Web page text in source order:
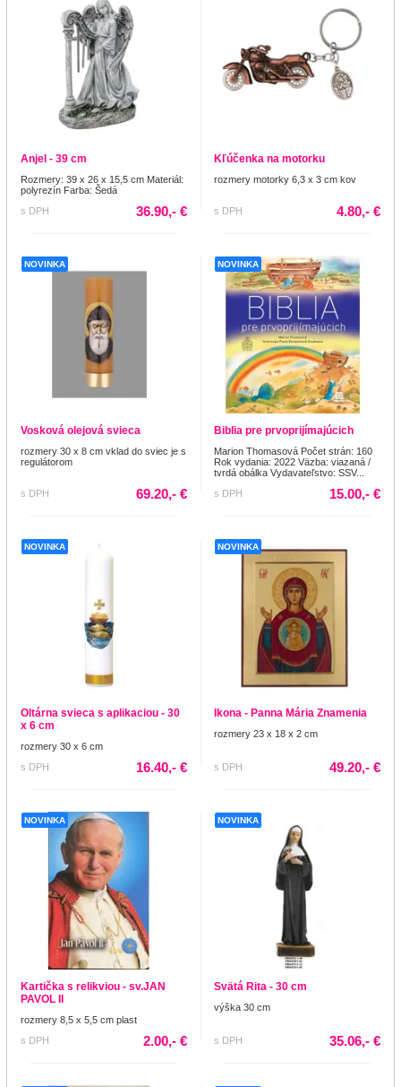
Anjel - 39 cm
Rozmery: 39 x 26 x 15,5 cm Materiál:
polyrezín Farba: Šedá
s DPH
36.90,- €
Kľúčenka na motorku
rozmery motorky 6,3 x 3 cm kov
s DPH 4.80,- €
NOVINKA
Vosková olejová svieca
rozmery 30 x 8 cm vklad do sviec je s
regulátorom
s DPH 69.20,- €
NOVINKA
Biblia pre prvoprijímajúcich
Marion Thomasová Počet strán: 160
Rok vydania: 2022 Väzba: viazaná /
tvrdá obálka Vydavateľstvo: SSV...
s DPH
15.00,- €
NOVINKA
Oltárna svieca s aplikaciou - 30
x 6 cm
rozmery 30 x 6 cm
s DPH
16.40,- €
NOVINKA
Ikona - Panna Mária Znamenia
rozmery 23 x 18 x 2 cm
s DPH 49.20,- €
NOVINKA
Kartička s relikviou - sv.JAN
PAVOL II
rozmery 8,5 x 5,5 cm plast
s DPH
2.00,- €
NOVINKA
Svätá Rita - 30 cm
výška 30 cm
s DPH 35.06,- €